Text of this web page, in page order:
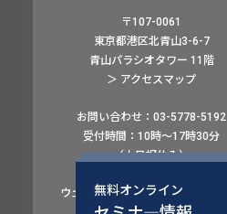
無料オンライン
〒107-0061
東京都港区北青山3-6-7
青山パラシオタワー 11階
＞ アクセスマップ
お問い合わせ：03-5778-5192
受付時間：10時〜17時30分
（土日祝休み）
ウェブでのお問い合わせはこちら